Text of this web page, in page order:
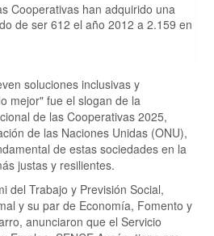
Cooperativas han adquirido una
de ser 612 el año 2012 a 2.159 en
soluciones inclusivas y
mejor" fue el slogan de la
de las Cooperativas 2025,
de las Naciones Unidas (ONU),
de estas sociedades en la
justas y resilientes.
del Trabajo y Previsión Social,
y su par de Economía, Fomento y
anunciaron que el Servicio